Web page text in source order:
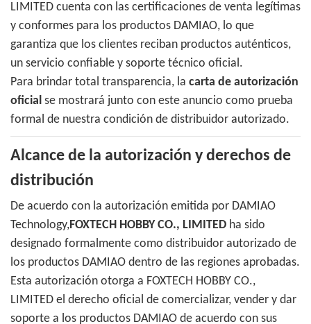
LIMITED cuenta con las certificaciones de venta legítimas
y conformes para los productos DAMIAO, lo que
garantiza que los clientes reciban productos auténticos,
un servicio confiable y soporte técnico oficial.
Para brindar total transparencia, la carta de autorización
oficial se mostrará junto con este anuncio como prueba
formal de nuestra condición de distribuidor autorizado.
Alcance de la autorización y derechos de
distribución
De acuerdo con la autorización emitida por DAMIAO
Technology,FOXTECH HOBBY CO., LIMITED ha sido
designado formalmente como distribuidor autorizado de
los productos DAMIAO dentro de las regiones aprobadas.
Esta autorización otorga a FOXTECH HOBBY CO.,
LIMITED el derecho oficial de comercializar, vender y dar
soporte a los productos DAMIAO de acuerdo con sus